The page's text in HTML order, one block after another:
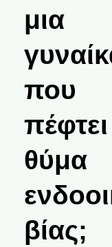
μια
που
πέφτει
θύμα
βίας;